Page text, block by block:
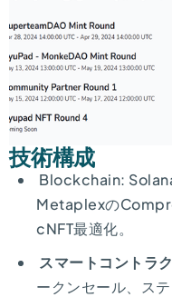
技術構成
Blockchain:
Metaplexの
cNFT最適化。
スマートコントラ
ークンセール、ス